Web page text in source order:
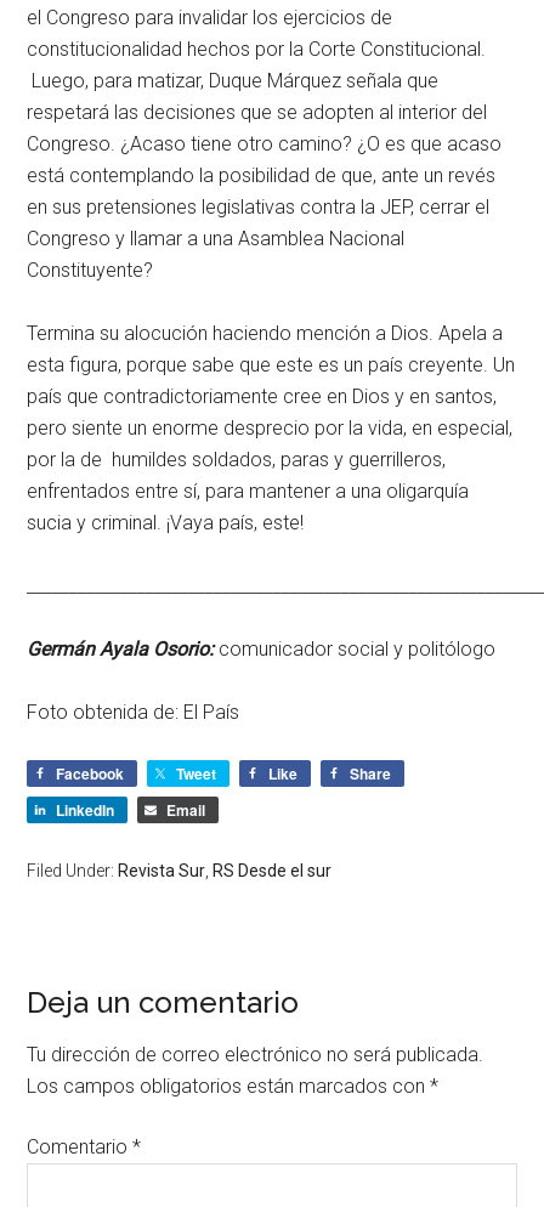
el Congreso para invalidar los ejercicios de
constitucionalidad hechos por la Corte Constitucional.
Luego, para matizar, Duque Márquez señala que
respetará las decisiones que se adopten al interior del
Congreso. ¿Acaso tiene otro camino? ¿O es que acaso
está contemplando la posibilidad de que, ante un revés
en sus pretensiones legislativas contra la JEP, cerrar el
Congreso y llamar a una Asamblea Nacional
Constituyente?
Termina su alocución haciendo mención a Dios. Apela a
esta figura, porque sabe que este es un país creyente. Un
país que contradictoriamente cree en Dios y en santos,
pero siente un enorme desprecio por la vida, en especial,
por la de humildes soldados, paras y guerrilleros,
enfrentados entre sí, para mantener a una oligarquía
sucia y criminal. ¡Vaya país, este!
Germán Ayala Osorio:comunicador social y politólogo
Foto obtenida de: El País
Facebook Tweet Like
Share
LinkedIn
Email
Filed Under: Revista Sur RS Desde el sur
Deja un comentario
Tu dirección de correo electrónico no será publicada.
Los campos obligatorios están marcados con*
Comentario*